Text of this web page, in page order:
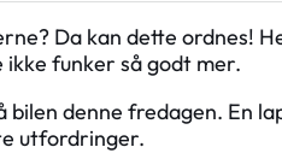
Da kan dette ordnes!
ikke funker så godt mer.
denne fredagen. En
utfordringer.